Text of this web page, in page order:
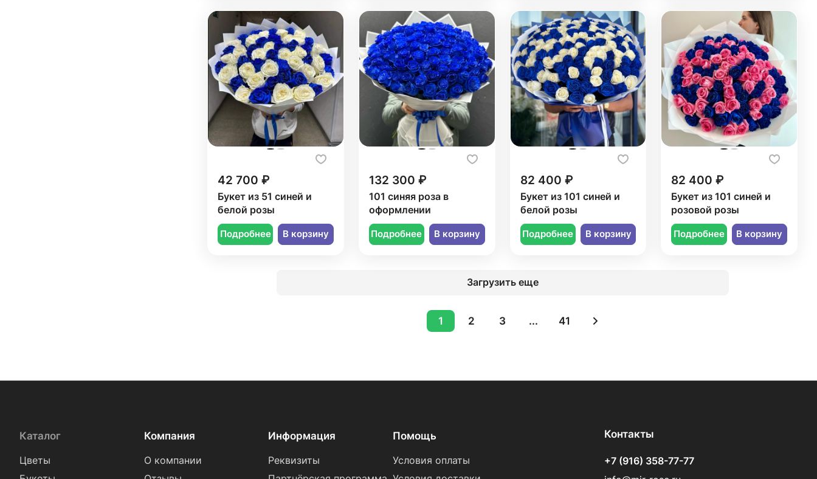
42 700 ₽
Букет из 51 синей и
белой розы
Подробнее В корзину
132 300 ₽
101 синяя роза в
оформлении
Подробнее В корзину
82 400 ₽
Букет из 101 синей и
белой розы
Подробнее В корзину
82 400 ₽
Букет из 101 синей и
розовой розы
Подробнее В корзину
Загрузить еще
1 2 3 ... 41
Каталог
Цветы
Компания
О компании
Информация
Реквизиты
Помощь
Условия оплаты
Контакты
+7 (916) 358-77-77